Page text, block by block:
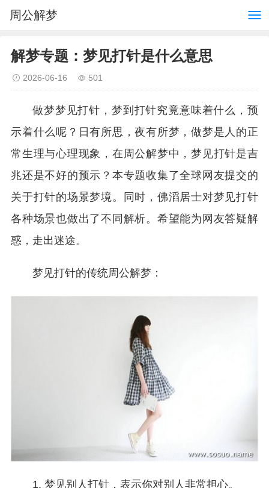
周公解梦
解梦专题：梦见打针是什么意思
2026-06-16 501
做梦梦见打针，梦到打针究竟意味着什么，预
示着什么呢？日有所思，夜有所梦，做梦是人的正
常生理与心理现象，在周公解梦中，梦见打针是吉
兆还是不好的预示？本专题收集了全球网友提交的
关于打针的场景梦境。同时，佛滔居士对梦见打针
各种场景也做出了不同解析。希望能为网友答疑解
惑，走出迷途。
梦见打针的传统周公解梦：
1. 梦见别人打针，表示你对别人非常担心。